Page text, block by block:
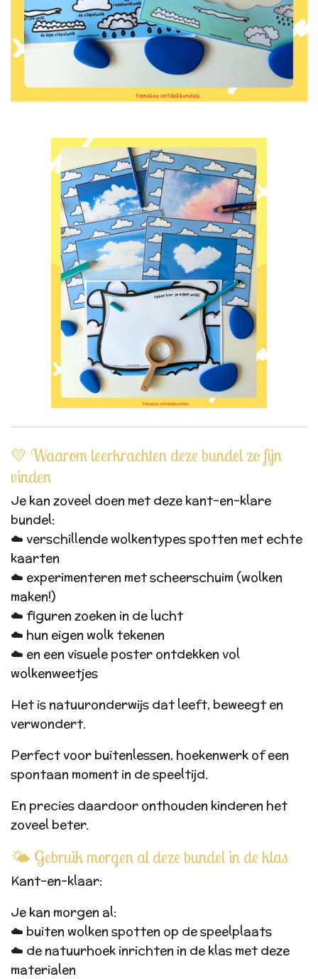
💛 Waarom leerkrachten deze bundel zo fijn
vinden
Je kan zoveel doen met deze kant-en-klare
bundel:
☁️ verschillende wolkentypes spotten met echte
kaarten
☁️ experimenteren met scheerschuim (wolken
maken!)
☁️ figuren zoeken in de lucht
☁️ hun eigen wolk tekenen
☁️ en een visuele poster ontdekken vol
wolkenweetjes
Het is natuuronderwijs dat leeft, beweegt en
verwondert.
Perfect voor buitenlessen, hoekenwerk of een
spontaan moment in de speeltijd.
En precies daardoor onthouden kinderen het
zoveel beter.
🌤️ Gebruik morgen al deze bundel in de klas
Kant-en-klaar:
Je kan morgen al:
☁️ buiten wolken spotten op de speelplaats
☁️ de natuurhoek inrichten in de klas met deze
materialen